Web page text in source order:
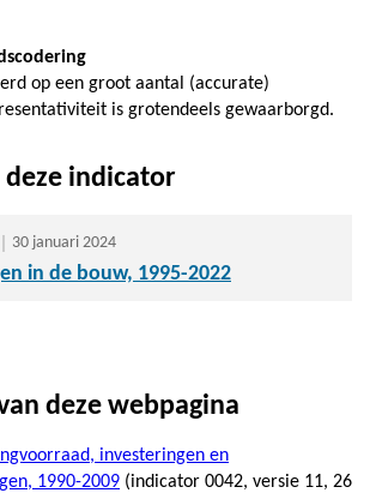
op een groot aantal (accurate)
is grotendeels gewaarborgd.
indicator
30 januari 2024
in de bouw, 1995-2022
deze webpagina
investeringen en
1990-2009 (indicator 0042, versie 11, 26